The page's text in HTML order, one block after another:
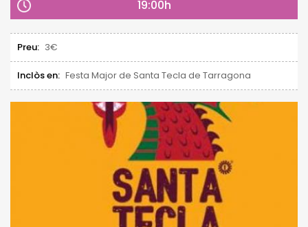
19:00h
Preu: 3€
Inclòs en: Festa Major de Santa Tecla de Tarragona